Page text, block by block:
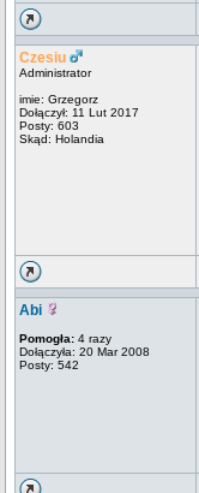
Czesiu
Administrator
imie: Grzegorz
Dołączył: 11 Lut 2017
Posty: 603
Skąd: Holandia
Abi
Pomogła: 4 razy
Dołączyła: 20 Mar 2008
Posty: 542